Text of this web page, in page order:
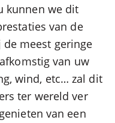
kunnen we dit
van de
de meest geringe
van uw
wind, etc… zal dit
ter wereld ver
van een